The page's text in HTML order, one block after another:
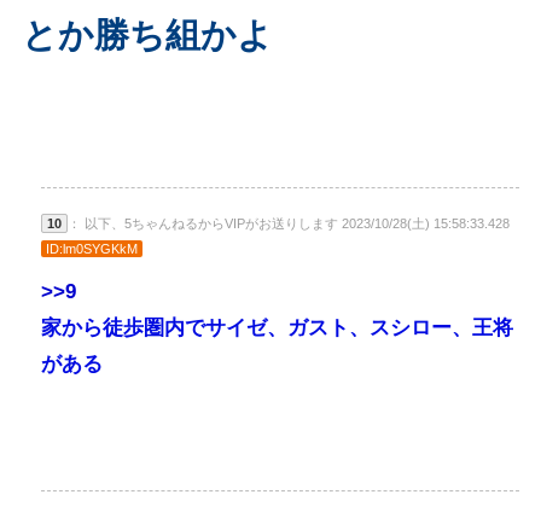
とか勝ち組かよ
10
： 以下、5ちゃんねるからVIPがお送りします 2023/10/28(土) 15:58:33.428
ID:lm0SYGKkM
>>9
家から徒歩圏内でサイゼ、ガスト、スシロー、王将
がある